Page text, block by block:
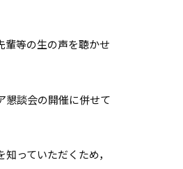
輩等の生の声を聴かせ
懇談会の開催に併せて
っていただくため，